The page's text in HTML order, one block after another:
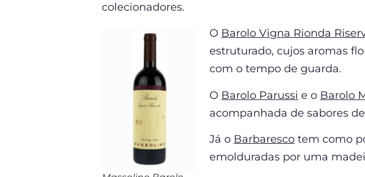
colecionadores.
O Barolo Vigna Rionda
estruturado, cujos aromas
com o tempo de guarda.
O Barolo Parussi e o Barolo
acompanhada de sabores
Já o Barbaresco tem como
emolduradas por uma